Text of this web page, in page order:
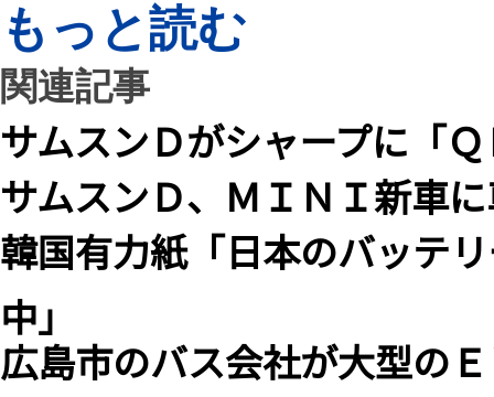
もっと読む
関連記事
サムスンＤがシャープに「
サムスンＤ、ＭＩＮＩ新車
韓国有力紙「日本のバッテ
中」
広島市のバス会社が大型の